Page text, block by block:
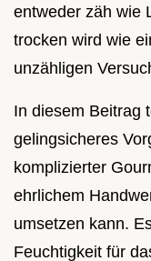
entweder zäh wie
trocken wird wie
unzähligen
In diesem Beitrag
gelingsicheres
komplizierter
ehrlichem
umsetzen kann.
Feuchtigkeit für